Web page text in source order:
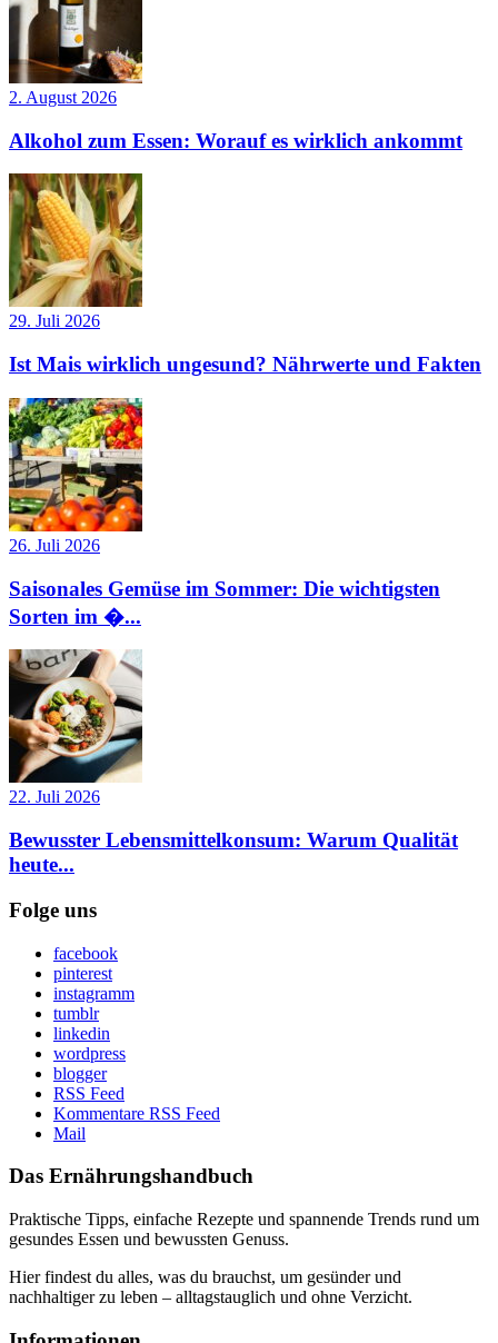
2. August 2026
Alkohol zum Essen: Worauf es wirklich ankommt
29. Juli 2026
Ist Mais wirklich ungesund? Nährwerte und Fakten
26. Juli 2026
Saisonales Gemüse im Sommer: Die wichtigsten
Sorten im �...
22. Juli 2026
Bewusster Lebensmittelkonsum: Warum Qualität
heute...
Folge uns
facebook
pinterest
instagramm
tumblr
linkedin
wordpress
blogger
RSS Feed
Kommentare RSS Feed
Mail
Das Ernährungshandbuch
Praktische Tipps, einfache Rezepte und spannende Trends rund um
gesundes Essen und bewussten Genuss.
Hier findest du alles, was du brauchst, um gesünder und
nachhaltiger zu leben – alltagstauglich und ohne Verzicht.